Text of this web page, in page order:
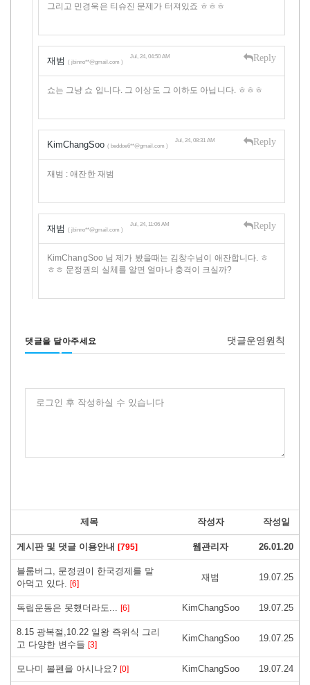
그리고 민경욱은 티슈진 문제가 터져있죠 ㅎㅎㅎ
재범 ( jbinno**@gmail.com )
Jul, 24, 04:50 AM Reply
쇼는 그냥 쇼 입니다. 그 이상도 그 이하도 아닙니다. ㅎㅎㅎ
KimChangSoo ( beddoe6**@gmail.com )
Jul, 24, 08:31 AM Reply
재범 : 애잔한 재범
재범 ( jbinno**@gmail.com )
Jul, 24, 11:06 AM Reply
KimChangSoo 님 제가 봤을때는 김창수님이 애잔합니다. ㅎ
ㅎㅎ 문정권의 실체를 알면 얼마나 충격이 크실까?
댓글을 달아주세요 댓글운영원칙
로그인 후 작성하실 수 있습니다
제목 작성자 작성일
게시판 및 댓글 이용안내 [795] 웹관리자 26.01.20
블룸버그, 문정권이 한국경제를 말
아먹고 있다. [6]
재범 19.07.25
독립운동은 못했더라도... [6] KimChangSoo 19.07.25
8.15 광복절,10.22 일왕 즉위식 그리
고 다양한 변수들 [3]
KimChangSoo 19.07.25
모나미 볼펜을 아시나요? [0] KimChangSoo 19.07.24